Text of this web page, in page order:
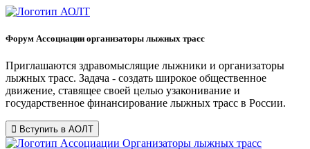
Форум Ассоциации организаторы лыжных трасс
Приглашаются здравомыслящие лыжники и организаторы
лыжных трасс. Задача - создать широкое общественное
движение, ставящее своей целью узаконивание и
государственное финансирование лыжных трасс в России.
Вступить в АОЛТ